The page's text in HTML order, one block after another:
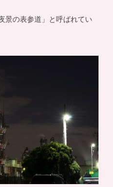
景の表参道」と呼ばれてい